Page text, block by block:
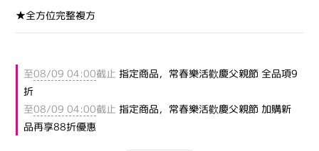
★全方位完整複方
至08/09 04:00截止 指定商品，常春樂活歡慶父親節 全品項9
折
至08/09 04:00截止 指定商品，常春樂活歡慶父親節 加購新
品再享88折優惠